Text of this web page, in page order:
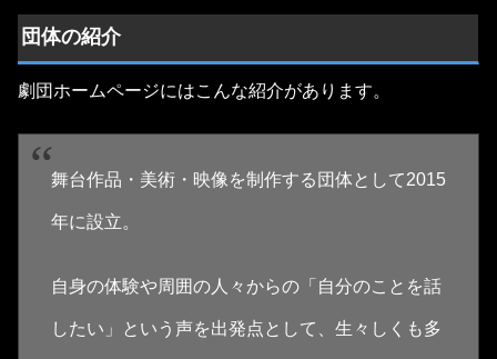
団体の紹介
劇団ホームページにはこんな紹介があります。
舞台作品・美術・映像を制作する団体として2015
年に設立。
自身の体験や周囲の人々からの「自分のことを話
したい」という声を出発点として、生々しくも多